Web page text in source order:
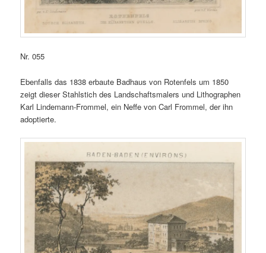
Nr. 055
Ebenfalls das 1838 erbaute Badhaus von Rotenfels um 1850
zeigt dieser Stahlstich des Landschaftsmalers und Lithographen
Karl Lindemann-Frommel, ein Neffe von Carl Frommel, der ihn
adoptierte.